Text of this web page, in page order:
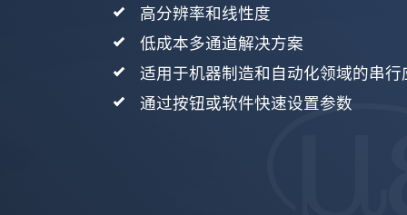
高分辨率和线性度
低成本多通道解决方案
适用于机器制造和自动化领域的串行
通过按钮或软件快速设置参数